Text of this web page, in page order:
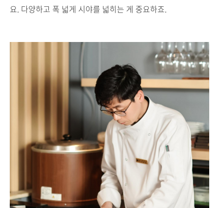
요. 다양하고 폭 넓게 시야를 넓히는 게 중요하죠.